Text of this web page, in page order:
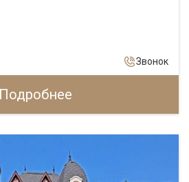
Звонок
Подробнее